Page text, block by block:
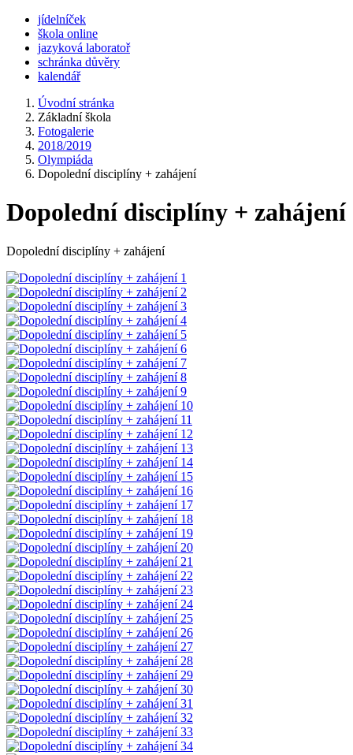
jídelníček
škola online
jazyková laboratoř
schránka důvěry
kalendář
Úvodní stránka
Základní škola
Fotogalerie
2018/2019
Olympiáda
Dopolední disciplíny + zahájení
Dopolední disciplíny + zahájení
Dopolední disciplíny + zahájení